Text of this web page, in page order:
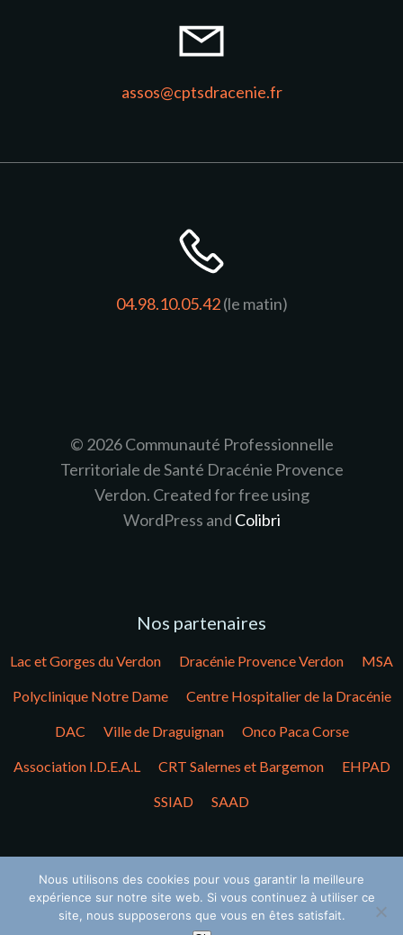
assos@cptsdracenie.fr
04.98.10.05.42(le matin)
© 2026 Communauté Professionnelle
Territoriale de Santé Dracénie Provence
Verdon. Created for free using
WordPress and Colibri
Nos partenaires
Lac et Gorges du Verdon Dracénie Provence Verdon MSA
Polyclinique Notre Dame Centre Hospitalier de la Dracénie
DAC Ville de Draguignan Onco Paca Corse
Association I.D.E.A.L CRT Salernes et Bargemon EHPAD
SSIAD SAAD
Nos soutiens financiers
ARS CPAM MSA Fondation de France du CA
Nous utilisons des cookies pour vous garantir la meilleure
expérience sur notre site web. Si vous continuez à utiliser ce
site, nous supposerons que vous en êtes satisfait.